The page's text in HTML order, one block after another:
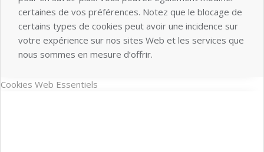
certaines de vos préférences. Notez que le blocage de
certains types de cookies peut avoir une incidence sur
votre expérience sur nos sites Web et les services que
nous sommes en mesure d’offrir.
Cookies Web Essentiels